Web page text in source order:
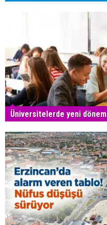
Üniversitelerde yeni dönem